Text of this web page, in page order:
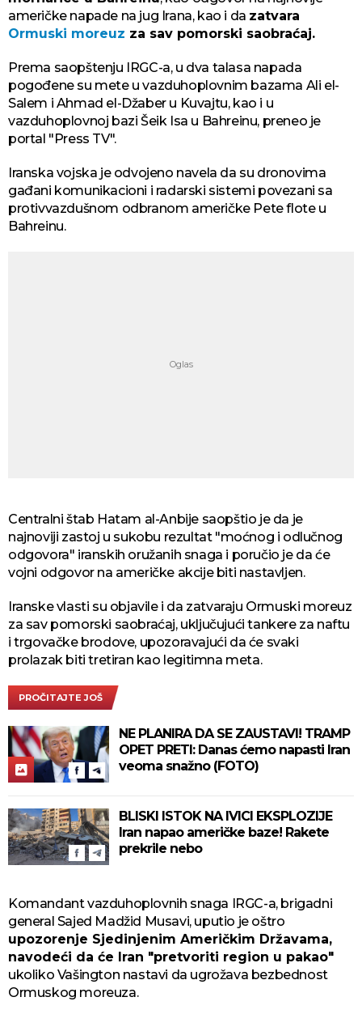
američke napade na jug Irana, kao i da zatvara
Ormuski moreuz za sav pomorski saobraćaj.
Prema saopštenju IRGC-a, u dva talasa napada
pogođene su mete u vazduhoplovnim bazama Ali el-
Salem i Ahmad el-Džaber u Kuvajtu, kao i u
vazduhoplovnoj bazi Šeik Isa u Bahreinu, preneo je
portal "Press TV".
Iranska vojska je odvojeno navela da su dronovima
gađani komunikacioni i radarski sistemi povezani sa
protivvazdušnom odbranom američke Pete flote u
Bahreinu.
Centralni štab Hatam al-Anbije saopštio je da je
najnoviji zastoj u sukobu rezultat "moćnog i odlučnog
odgovora" iranskih oružanih snaga i poručio je da će
vojni odgovor na američke akcije biti nastavljen.
Iranske vlasti su objavile i da zatvaraju Ormuski moreuz
za sav pomorski saobraćaj, uključujući tankere za naftu
i trgovačke brodove, upozoravajući da će svaki
prolazak biti tretiran kao legitimna meta.
PROČITAJTE JOŠ
NE PLANIRA DA SE ZAUSTAVI! TRAMP
OPET PRETI: Danas ćemo napasti Iran
veoma snažno (FOTO)
BLISKI ISTOK NA IVICI EKSPLOZIJE
Iran napao američke baze! Rakete
prekrile nebo
Komandant vazduhoplovnih snaga IRGC-a, brigadni
general Sajed Madžid Musavi, uputio je oštro
upozorenje Sjedinjenim Američkim Državama,
navodeći da će Iran "pretvoriti region u pakao"
ukoliko Vašington nastavi da ugrožava bezbednost
Ormuskog moreuza.